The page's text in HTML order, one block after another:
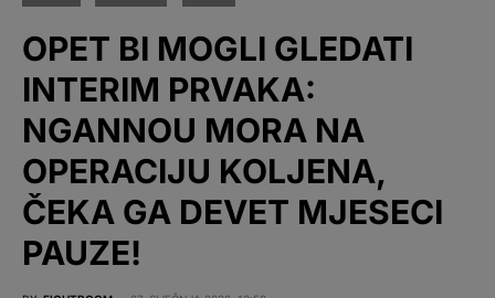
OPET BI MOGLI GLEDATI
INTERIM PRVAKA:
NGANNOU MORA NA
OPERACIJU KOLJENA,
ČEKA GA DEVET MJESECI
PAUZE!